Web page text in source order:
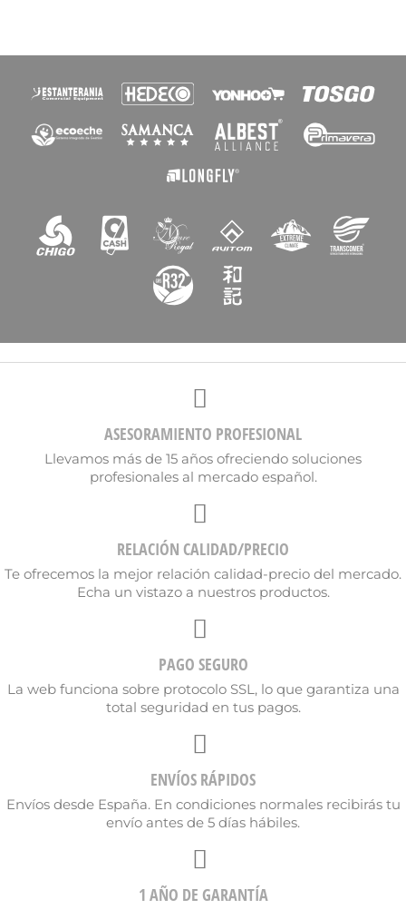
ASESORAMIENTO PROFESIONAL
Llevamos más de 15 años ofreciendo soluciones
profesionales al mercado español.
RELACIÓN CALIDAD/PRECIO
Te ofrecemos la mejor relación calidad-precio del mercado.
Echa un vistazo a nuestros productos.
PAGO SEGURO
La web funciona sobre protocolo SSL, lo que garantiza una
total seguridad en tus pagos.
ENVÍOS RÁPIDOS
Envíos desde España. En condiciones normales recibirás tu
envío antes de 5 días hábiles.
1 AÑO DE GARANTÍA
Crear lista de deseos ×
Nombre de la lista de deseos
Cancelar Crear lista de deseos